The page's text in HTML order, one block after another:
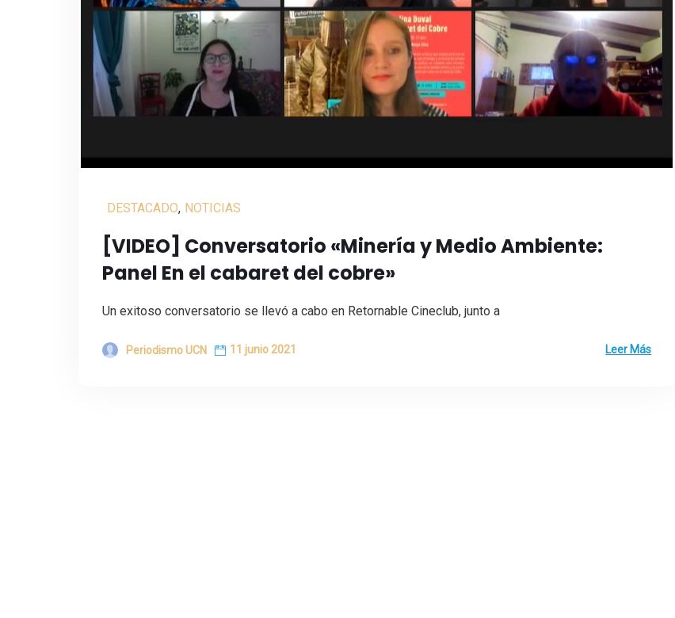
DESTACADO, NOTICIAS
[VIDEO] Conversatorio «Minería y Medio Ambiente:
Panel En el cabaret del cobre»
Un exitoso conversatorio se llevó a cabo en Retornable Cineclub, junto a
Periodismo UCN 11 junio 2021 Leer Más